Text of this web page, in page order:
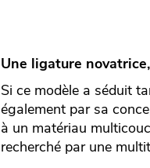
Une ligature
Si ce modèle a séduit
également par sa
à un matériau
recherché par une